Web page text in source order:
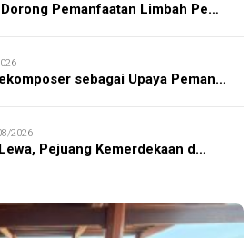
Dorong Pemanfaatan Limbah Pe…
sebagai Upaya Peman…
2026
Pejuang Kemerdekaan d…